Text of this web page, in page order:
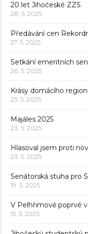
20 let Jihočeské ZZS
28. 5. 2025
Předávání cen
27. 5. 2025
Setkání emeritních
26. 5. 2025
Krásy domácího
25. 5. 2025
Majáles 2025
23. 5. 2025
Hlasoval jsem proti
23. 5. 2025
Senátorská stuha pro
19. 5. 2025
V Pelhřimově poprvé
15. 5. 2025